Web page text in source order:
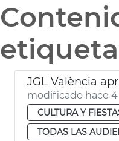
etiqueta
JGL València
modificado hace
CULTURA Y
TODAS LAS